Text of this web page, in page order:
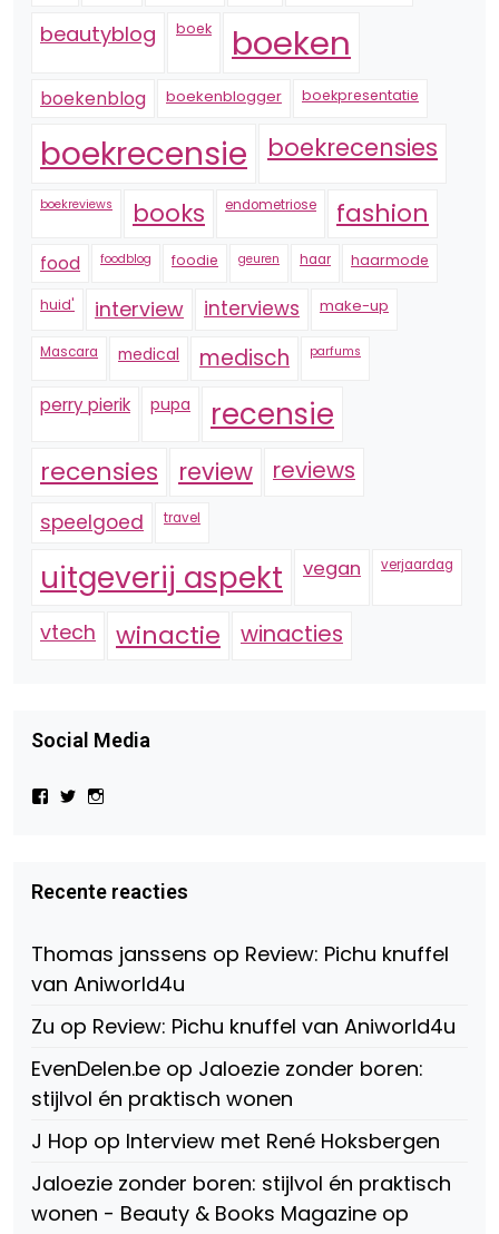
beautyblog boek boeken
boekenblog boekenblogger boekpresentatie
boekrecensie boekrecensies
boekreviews books endometriose fashion
food foodblog foodie geuren haar haarmode
huid' interview interviews make-up
Mascara medical medisch parfums
perry pierik pupa recensie
recensies review reviews
speelgoed travel
uitgeverij aspekt vegan verjaardag
vtech winactie winacties
Social Media
Bekijk
Beauty-
147775071915783/?
Facebook
Bekijk
op
Twitter
op
Instagram
Recente reacties
Thomas janssens op Review: Pichu knuffel
van Aniworld4u
Zu op Review: Pichu knuffel van Aniworld4u
EvenDelen.be op Jaloezie zonder boren:
stijlvol én praktisch wonen
J Hop op Interview met René Hoksbergen
Jaloezie zonder boren: stijlvol én praktisch
wonen - Beauty & Books Magazine op